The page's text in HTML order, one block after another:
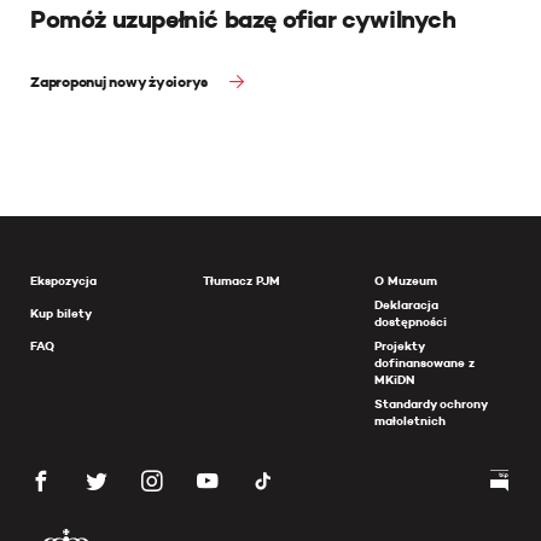
Pomóż uzupełnić bazę ofiar cywilnych
Zaproponuj nowy życiorys
Ekspozycja
Kup bilety
FAQ
Tłumacz PJM
O Muzeum
Deklaracja
dostępności
Projekty
dofinansowane z
MKiDN
Standardy ochrony
małoletnich